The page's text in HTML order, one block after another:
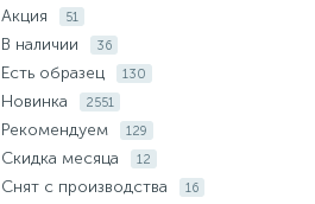
Акция 51
В наличии 36
Есть образец 130
Новинка 2551
Рекомендуем 129
Скидка месяца 12
Снят с производства 16